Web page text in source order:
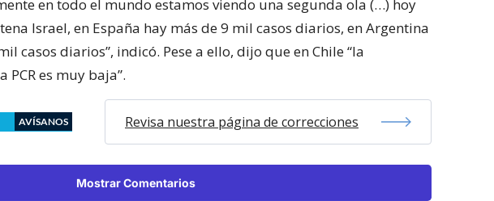
en todo el mundo estamos viendo una segunda ola (…) hoy
Israel, en España hay más de 9 mil casos diarios, en Argentina
casos diarios”, indicó. Pese a ello, dijo que en Chile “la
es muy baja”.
AVÍSANOS Revisa nuestra página de correcciones
Mostrar Comentarios